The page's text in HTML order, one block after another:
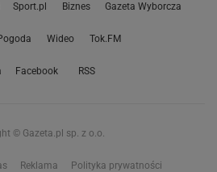
Sport.pl Biznes Gazeta Wyborcza
Wideo Tok.FM
Facebook RSS
© Gazeta.pl sp. z o.o.
Reklama Polityka prywatności